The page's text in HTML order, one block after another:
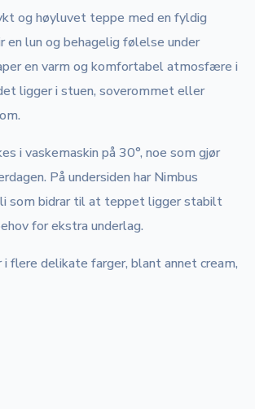
og høyluvet teppe med en fyldig
en lun og behagelig følelse under
en varm og komfortabel atmosfære i
ligger i stuen, soverommet eller
i vaskemaskin på 30°, noe som gjør
På undersiden har Nimbus
som bidrar til at teppet ligger stabilt
for ekstra underlag.
flere delikate farger, blant annet cream,